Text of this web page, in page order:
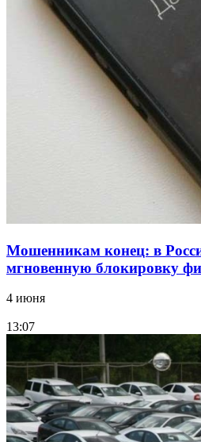
Сладкий праздник в
парке прошёл фестиваль
Волгоградские компании
заключены контракты на
Мошенникам конец: в
мгновенную блокировку
4 июня
13:07